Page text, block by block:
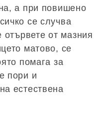
а при повишено
се случва
от мазния
матово, се
помага за
пори и
естествена